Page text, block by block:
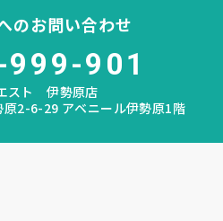
のお問い合わせ
901
スト 伊勢原店
原2-6-29 アベニール伊勢原1階